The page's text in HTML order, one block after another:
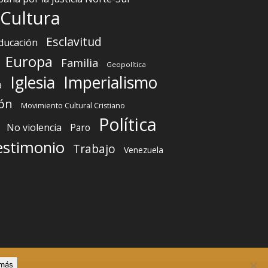
Cultura
Esclavitud
Europa Familia Geopolítica
Iglesia Imperialismo
Movimiento Cultural Cristiano
No violencia Paro Política
Trabajo Venezuela